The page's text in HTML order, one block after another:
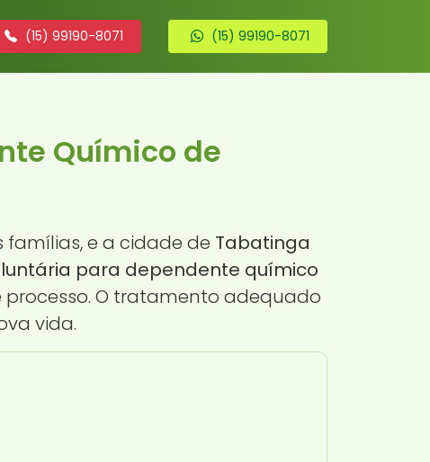
(15) 99190-8071 (15) 99190-8071
Químico de
e a cidade de Tabatinga
para dependente químico
processo. O tratamento adequado
vida.